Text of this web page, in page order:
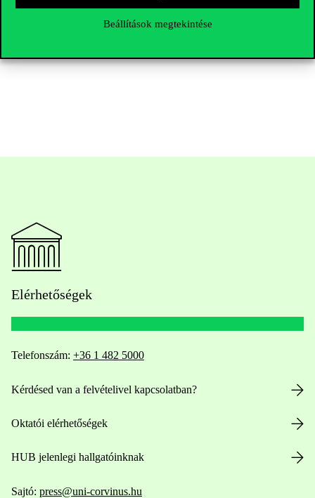
Beállítások megtekintése
Elérhetőségek
Telefonszám: +36 1 482 5000
Kérdésed van a felvételivel kapcsolatban?
Oktatói elérhetőségek
HUB jelenlegi hallgatóinknak
Sajtó: press@uni-corvinus.hu